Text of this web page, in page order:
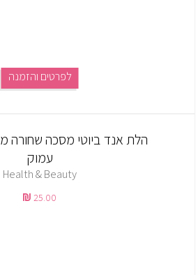
לפרטים והזמנה
הלת אנד ביוטי מסכה שחורה
עמוק
Health & Beauty
25.00